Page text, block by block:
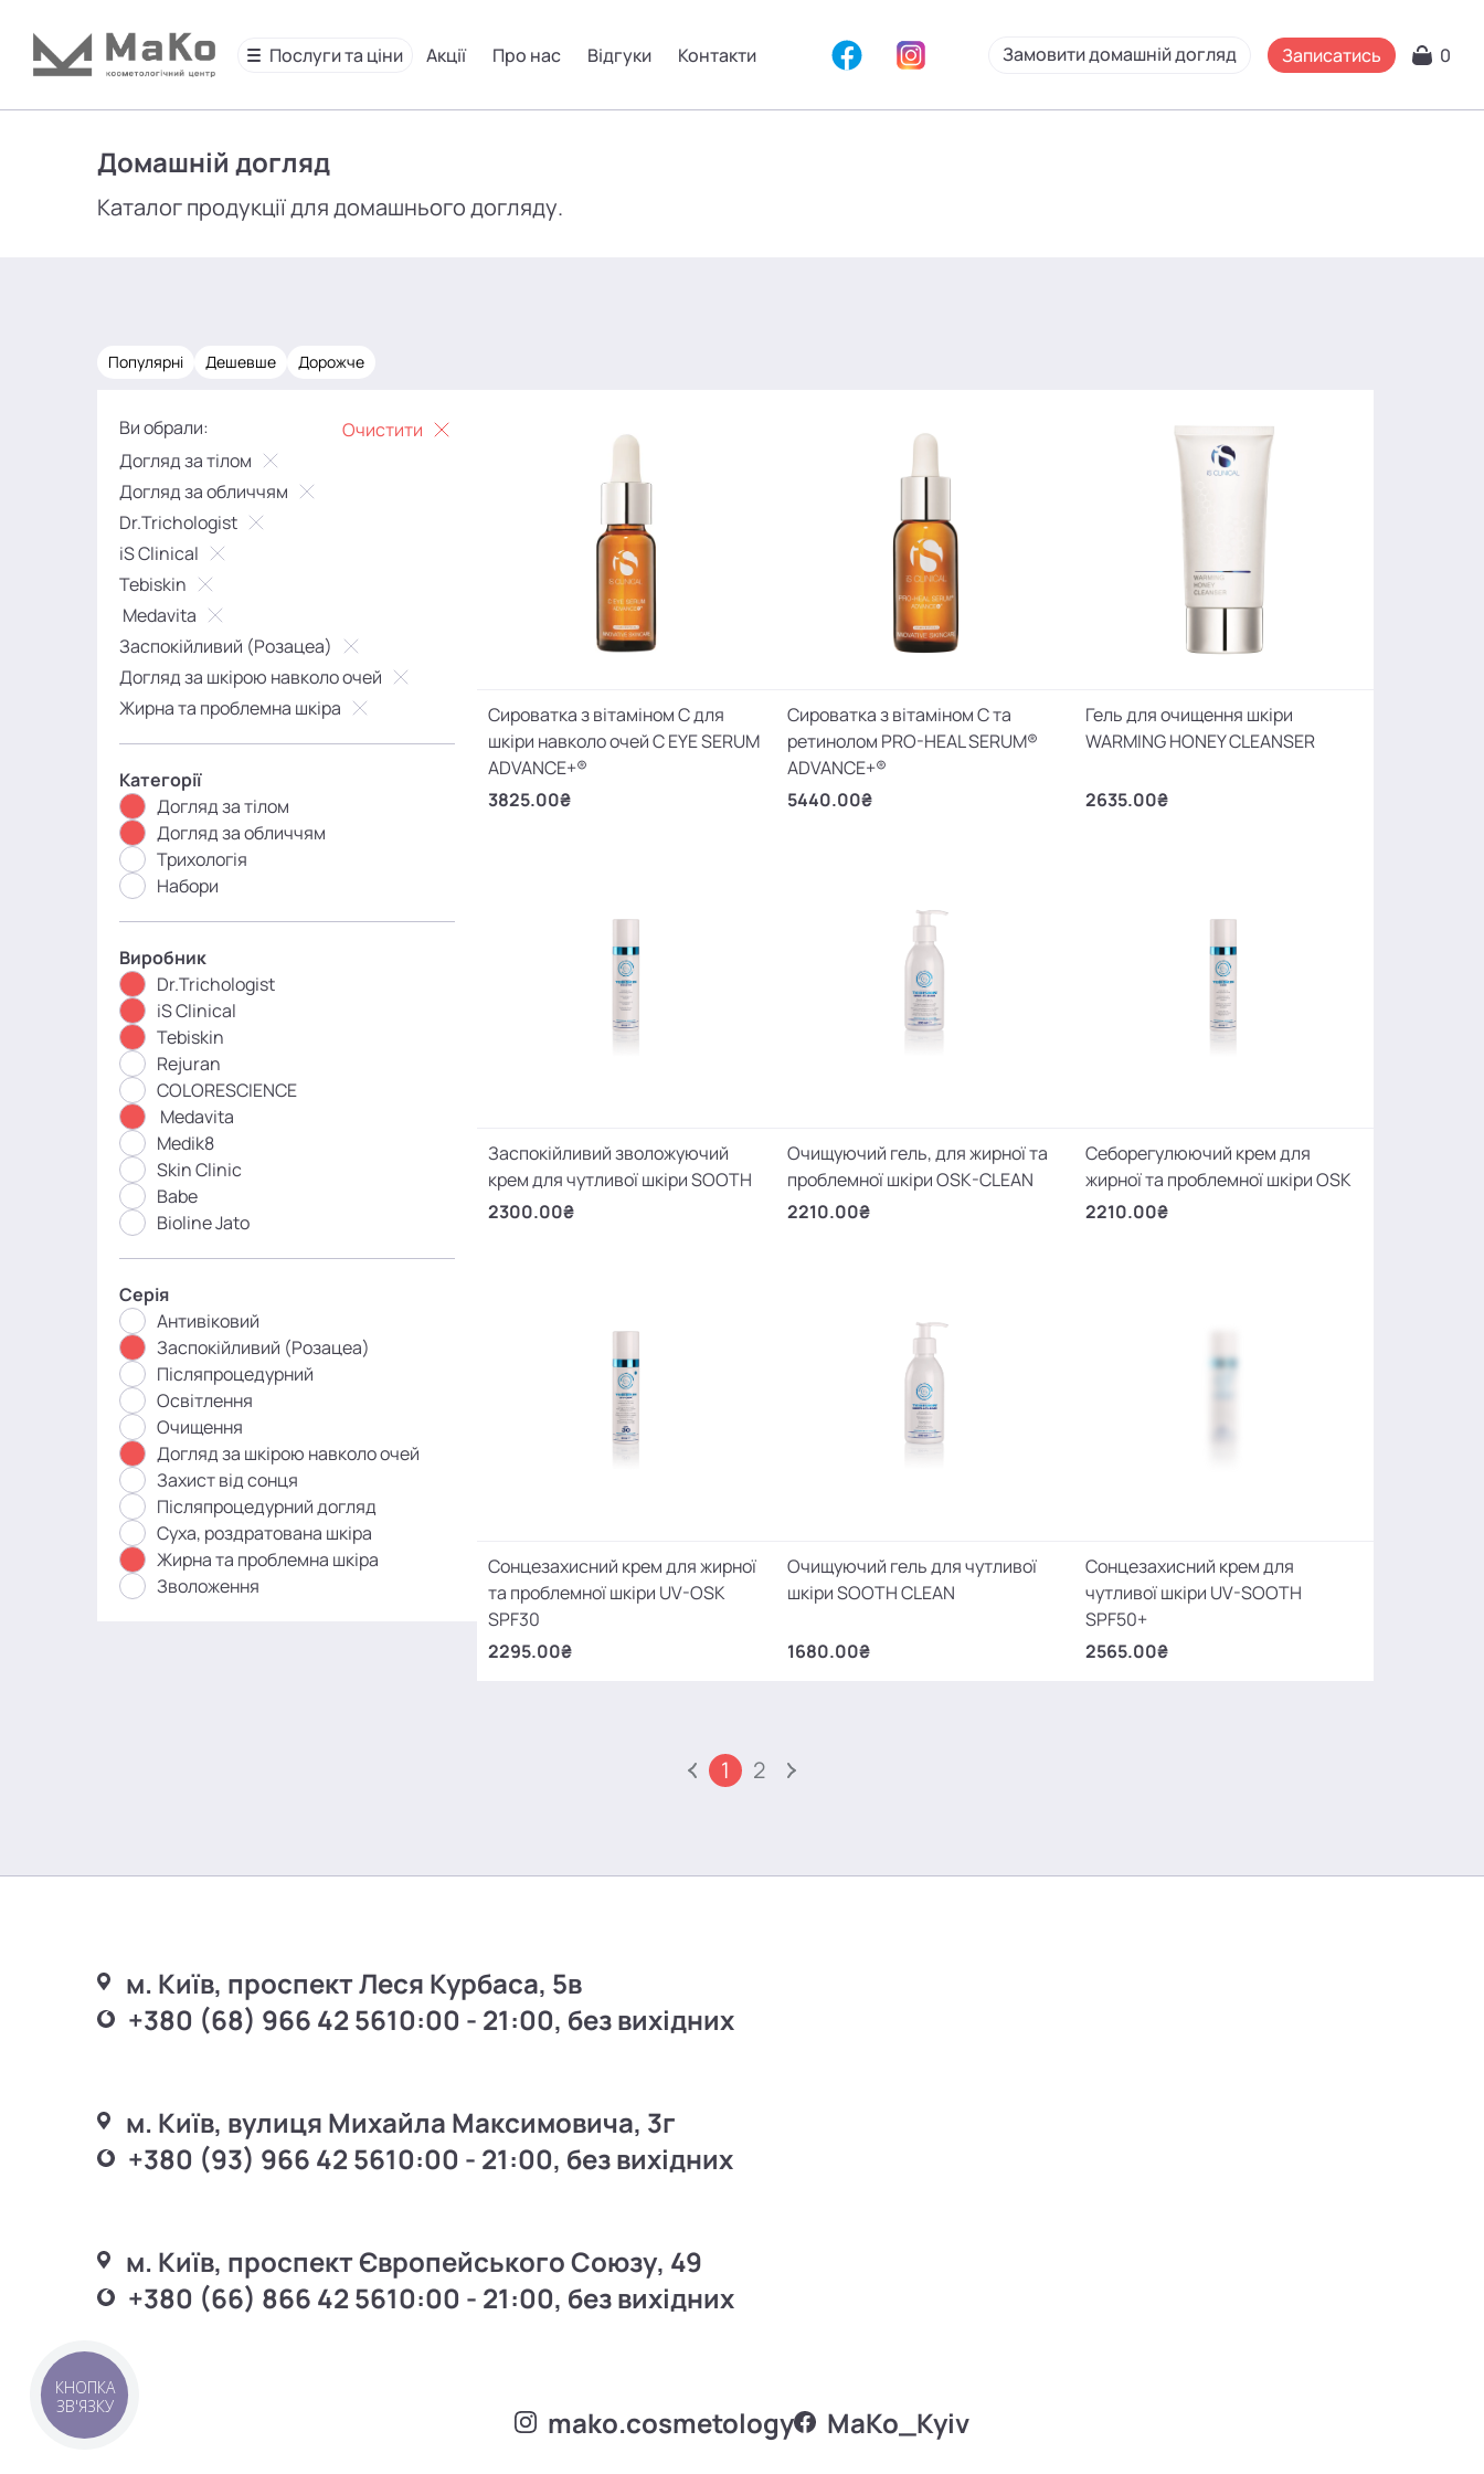
Послуги та ціни Акції Про нас Відгуки Контакти Замовити домашній догляд Записатись 0
Домашній догляд
Каталог продукції для домашнього догляду.
Популярні Дешевше Дорожче
Ви обрали:
Очистити
Догляд за тілом
Догляд за обличчям
Dr.Trichologist
iS Clinical
Tebiskin
Medavita
Заспокійливий (Розацеа)
Догляд за шкірою навколо очей
Жирна та проблемна шкіра
Категорії
Догляд за тілом
Догляд за обличчям
Трихологія
Набори
Виробник
Dr.Trichologist
iS Clinical
Tebiskin
Rejuran
COLORESCIENCE
Medavita
Medik8
Skin Clinic
Babe
Bioline Jato
Серія
Антивіковий
Заспокійливий (Розацеа)
Післяпроцедурний
Освітлення
Очищення
Догляд за шкірою навколо очей
Захист від сонця
Післяпроцедурний догляд
Суха, роздратована шкіра
Жирна та проблемна шкіра
Зволоження
Сироватка з вітаміном С для
шкіри навколо очей C EYE SERUM
ADVANCE+®
3825.00₴
Cироватка з вітаміном С та
ретинолом PRO-HEAL SERUM®
ADVANCE+®
5440.00₴
Гель для очищення шкіри
WARMING HONEY CLEANSER
2635.00₴
Заспокійливий зволожуючий
крем для чутливої шкіри SOOTH
2300.00₴
Очищуючий гель, для жирної та
проблемної шкіри OSK-CLEAN
2210.00₴
Себорегулюючий крем для
жирної та проблемної шкіри OSK
2210.00₴
Сонцезахисний крем для жирної
та проблемної шкіри UV-OSK
SPF30
2295.00₴
Очищуючий гель для чутливої
шкіри SOOTH CLEAN
1680.00₴
Сонцезахисний крем для
чутливої шкіри UV-SOOTH
SPF50+
2565.00₴
1 2
м. Київ, проспект Леся Курбаса, 5в
+380 (68) 966 42 5610:00 - 21:00, без вихідних
м. Київ, вулиця Михайла Максимовича, 3г
+380 (93) 966 42 5610:00 - 21:00, без вихідних
м. Київ, проспект Європейського Союзу, 49
+380 (66) 866 42 5610:00 - 21:00, без вихідних
mako.cosmetology MаKo_Kyiv
КНОПКА
ЗВ'ЯЗКУ